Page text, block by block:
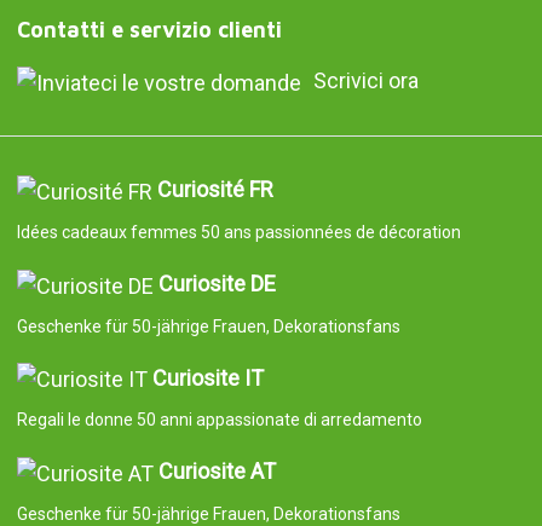
Contatti e servizio clienti
Scrivici ora
Curiosité FR
Idées cadeaux femmes 50 ans passionnées de décoration
Curiosite DE
Geschenke für 50-jährige Frauen, Dekorationsfans
Curiosite IT
Regali le donne 50 anni appassionate di arredamento
Curiosite AT
Geschenke für 50-jährige Frauen, Dekorationsfans